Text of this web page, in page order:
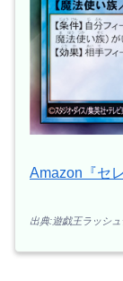
Amazon『セ
出典:遊戯王ラッシ